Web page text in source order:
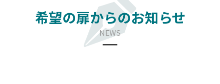
希望の扉からのお知らせ
NEWS